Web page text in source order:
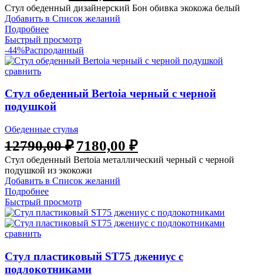
Стул обеденный дизайнерский Бон обивка экокожа белый
Добавить в Список желаний
Подробнее
Быстрый просмотр
-44%Распроданный
сравнить
Стул обеденный Bertoia черный с черной
подушкой
Обеденные стулья
12790,00₽7180,00 ₽
Стул обеденный Bertoia металлический черный с черной
подушкой из экокожи
Добавить в Список желаний
Подробнее
Быстрый просмотр
сравнить
Стул пластиковый ST75 джениус с
подлокотниками